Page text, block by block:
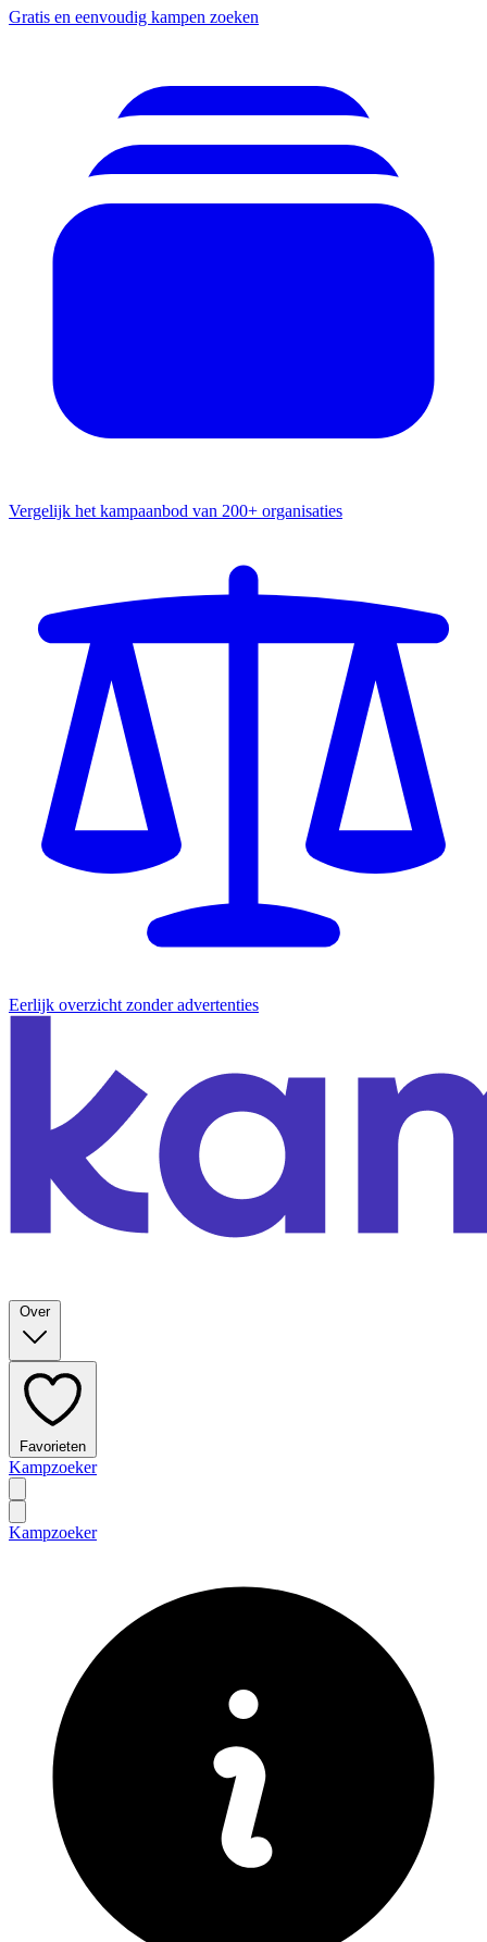
Gratis en eenvoudig kampen zoeken
Vergelijk het kampaanbod van 200+ organisaties
Eerlijk overzicht zonder advertenties
Over
Favorieten
Kampzoeker
Kampzoeker